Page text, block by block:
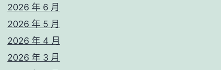
2026 年 6 月
2026 年 5 月
2026 年 4 月
2026 年 3 月